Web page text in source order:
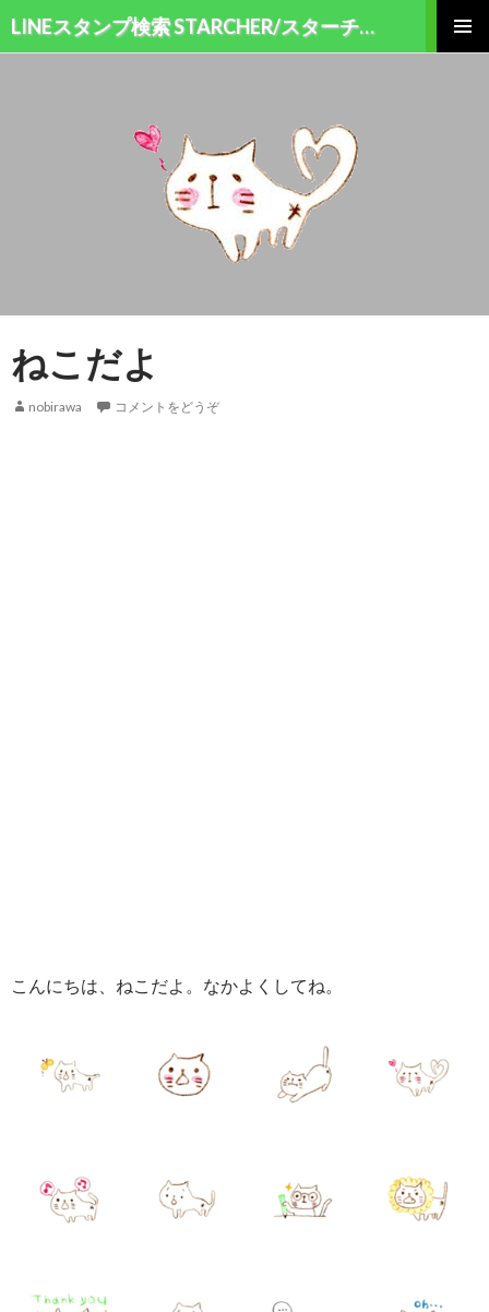
LINEスタンプ検索 STARCHER/スターチャー
ねこだよ
nobirawa コメントをどうぞ
こんにちは、ねこだよ。なかよくしてね。